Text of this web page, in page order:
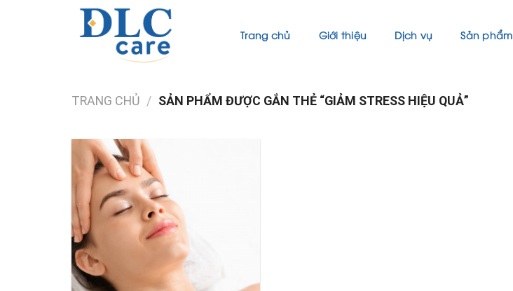
Trang chủ Giới thiệu Dịch vụ Sản phẩm
TRANG CHỦ / SẢN PHẨM ĐƯỢC GẮN THẺ “GIẢM STRESS HIỆU QUẢ”